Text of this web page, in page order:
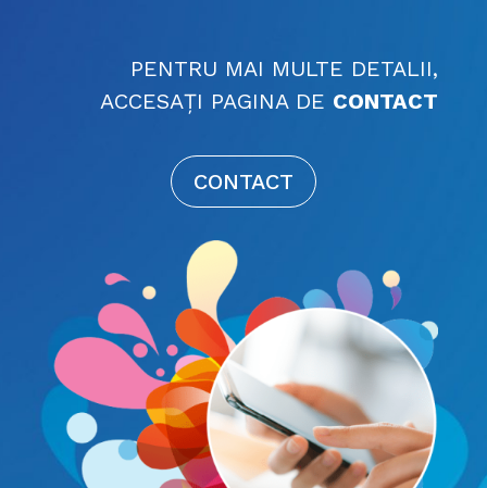
PENTRU MAI MULTE DETALII,
ACCESAȚI PAGINA DE CONTACT
CONTACT